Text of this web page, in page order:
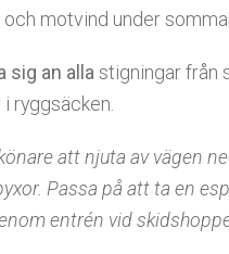
motvind under
sig an alla stigningar från
ryggsäcken.
att njuta av vägen
Passa på att ta en
entrén vid